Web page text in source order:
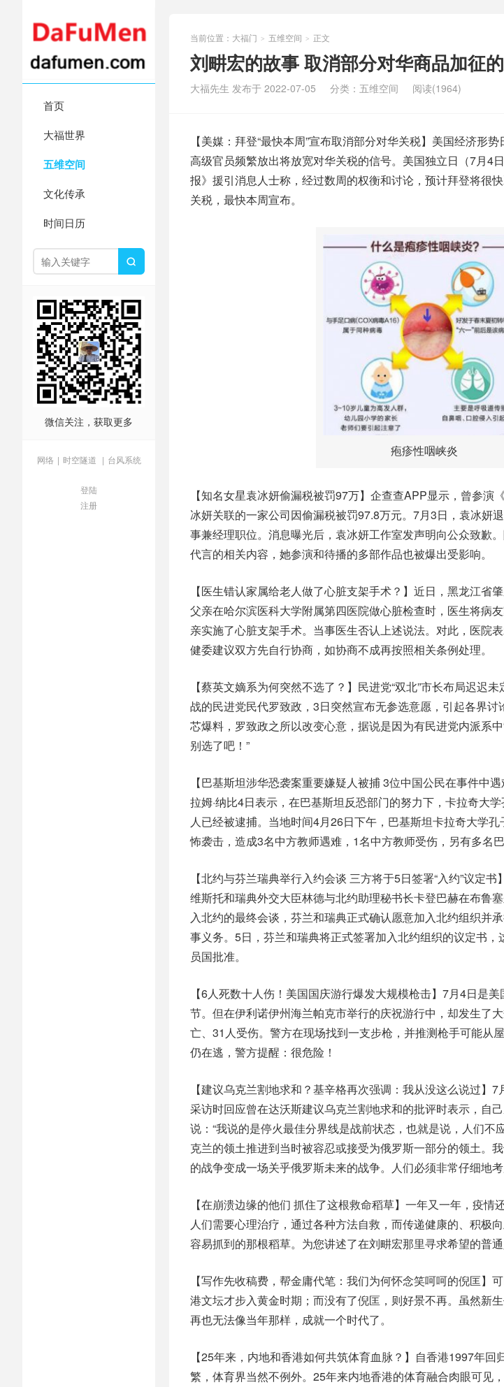
首页
大福世界
五维空间
文化传承
时间日历

微信关注，获取更多
网络 | 时空隧道 | 台风系统
登陆
注册
当前位置： 大福门 > 五维空间 > 正文
刘畊宏的故事 取消部分对华商品加征
大福先生 发布于 2022-07-05 分类： 五维空间 阅读(1964)
【美媒：拜登“最快本周”宣布取消部分对华关税】美国经济形
高级官员频繁放出将放宽对华关税的信号。美国独立日（7月4
报》援引消息人士称，经过数周的权衡和讨论，预计拜登将很
关税，最快本周宣布。
疱疹性咽峡炎
【知名女星袁冰妍偷漏税被罚97万】企查查APP显示，曾参演
冰妍关联的一家公司因偷漏税被罚97.8万元。7月3日，袁冰妍
事兼经理职位。消息曝光后，袁冰妍工作室发声明向公众致歉
代言的相关内容，她参演和待播的多部作品也被爆出受影响。
【医生错认家属给老人做了心脏支架手术？】近日，黑龙江省
父亲在哈尔滨医科大学附属第四医院做心脏检查时，医生将病
亲实施了心脏支架手术。当事医生否认上述说法。对此，医院
健委建议双方先自行协商，如协商不成再按照相关条例处理。
【蔡英文嫡系为何突然不选了？】民进党“双北”市长布局迟迟
战的民进党民代罗致政，3日突然宣布无参选意愿，引起各界
芯爆料，罗致政之所以改变心意，据说是因为有民进党内派系
别选了吧！”
【巴基斯坦涉华恐袭案重要嫌疑人被捕 3位中国公民在事件中
拉姆·纳比4日表示，在巴基斯坦反恐部门的努力下，卡拉奇大
人已经被逮捕。当地时间4月26日下午，巴基斯坦卡拉奇大学
怖袭击，造成3名中方教师遇难，1名中方教师受伤，另有多名巴
【北约与芬兰瑞典举行入约会谈 三方将于5日签署“入约”议定
维斯托和瑞典外交大臣林德与北约助理秘书长卡登巴赫在布鲁
入北约的最终会谈，芬兰和瑞典正式确认愿意加入北约组织并
事义务。5日，芬兰和瑞典将正式签署加入北约组织的议定书
员国批准。
【6人死数十人伤！美国国庆游行爆发大规模枪击】7月4日是
节。但在伊利诺伊州海兰帕克市举行的庆祝游行中，却发生了
亡、31人受伤。警方在现场找到一支步枪，并推测枪手可能从
仍在逃，警方提醒：很危险！
【建议乌克兰割地求和？基辛格再次强调：我从没这么说过】
采访时回应曾在达沃斯建议乌克兰割地求和的批评时表示，自
说：“我说的是停火最佳分界线是战前状态，也就是说，人们不
克兰的领土推进到当时被容忍或接受为俄罗斯一部分的领土。
的战争变成一场关乎俄罗斯未来的战争。人们必须非常仔细地
【在崩溃边缘的他们 抓住了这根救命稻草】一年又一年，疫情
人们需要心理治疗，通过各种方法自救，而传递健康的、积极
容易抓到的那根稻草。为您讲述了在刘畊宏那里寻求希望的普通
【写作先收稿费，帮金庸代笔：我们为何怀念笑呵呵的倪匡】
港文坛才步入黄金时期；而没有了倪匡，则好景不再。虽然新
再也无法像当年那样，成就一个时代了。
【25年来，内地和香港如何共筑体育血脉？】自香港1997年
繁，体育界当然不例外。25年来内地香港的体育融合肉眼可见